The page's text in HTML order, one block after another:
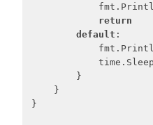
return
default :
        }
    }
}